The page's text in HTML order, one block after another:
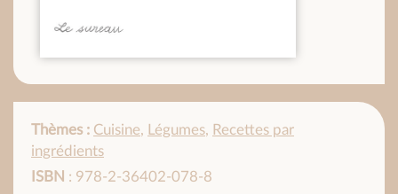
Thèmes : Cuisine, Légumes, Recettes par
ingrédients
ISBN : 978-2-36402-078-8